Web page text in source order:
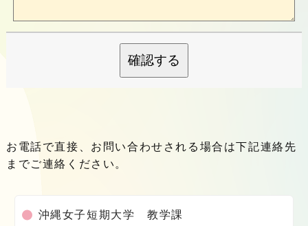
確認する
お電話で直接、お問い合わせされる場合は下記連絡先
までご連絡ください。
沖縄女子短期大学 教学課